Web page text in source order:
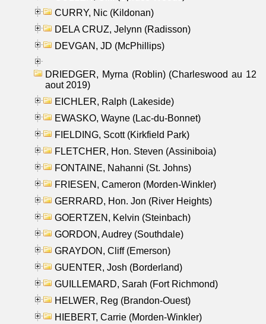
CURRY, Nic (Kildonan)
DELA CRUZ, Jelynn (Radisson)
DEVGAN, JD (McPhillips)
DRIEDGER, Myrna (Roblin) (Charleswood au 12
aout 2019)
EICHLER, Ralph (Lakeside)
EWASKO, Wayne (Lac-du-Bonnet)
FIELDING, Scott (Kirkfield Park)
FLETCHER, Hon. Steven (Assiniboia)
FONTAINE, Nahanni (St. Johns)
FRIESEN, Cameron (Morden-Winkler)
GERRARD, Hon. Jon (River Heights)
GOERTZEN, Kelvin (Steinbach)
GORDON, Audrey (Southdale)
GRAYDON, Cliff (Emerson)
GUENTER, Josh (Borderland)
GUILLEMARD, Sarah (Fort Richmond)
HELWER, Reg (Brandon-Ouest)
HIEBERT, Carrie (Morden-Winkler)